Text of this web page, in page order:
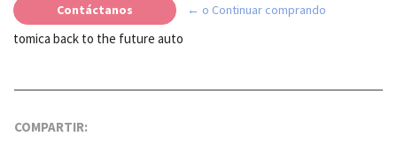
Contáctanos ← o Continuar comprando
tomica back to the future auto
COMPARTIR: